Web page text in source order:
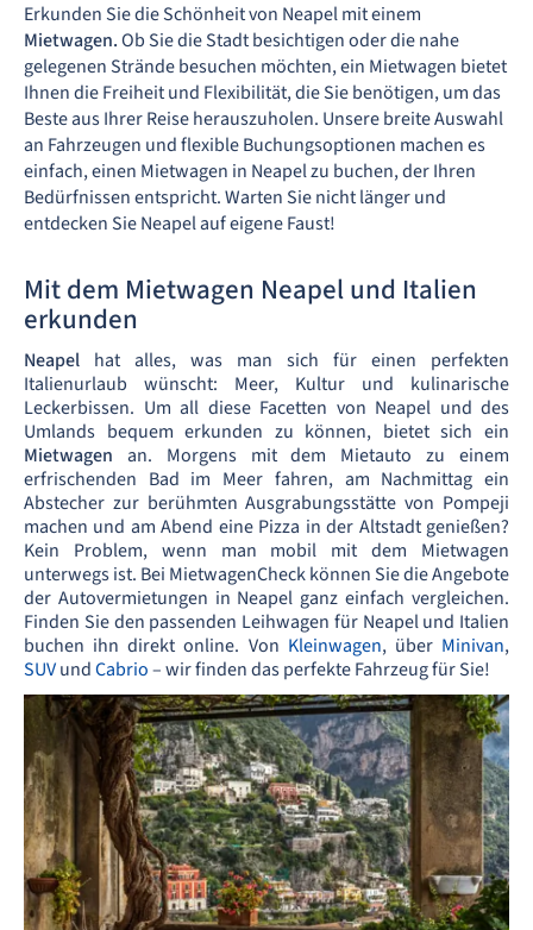
Erkunden Sie die Schönheit von Neapel mit einem
Mietwagen.Ob Sie die Stadt besichtigen oder die nahe
gelegenen Strände besuchen möchten, ein Mietwagen bietet
Ihnen die Freiheit und Flexibilität, die Sie benötigen, um das
Beste aus Ihrer Reise herauszuholen. Unsere breite Auswahl
an Fahrzeugen und flexible Buchungsoptionen machen es
einfach, einen Mietwagen in Neapel zu buchen, der Ihren
Bedürfnissen entspricht. Warten Sie nicht länger und
entdecken Sie Neapel auf eigene Faust!
Mit dem Mietwagen Neapel und Italien
erkunden
Neapel hat alles, was man sich für einen perfekten
Italienurlaub wünscht: Meer, Kultur und kulinarische
Leckerbissen. Um all diese Facetten von Neapel und des
Umlands bequem erkunden zu können, bietet sich ein
Mietwagen an. Morgens mit dem Mietauto zu einem
erfrischenden Bad im Meer fahren, am Nachmittag ein
Abstecher zur berühmten Ausgrabungsstätte von Pompeji
machen und am Abend eine Pizza in der Altstadt genießen?
Kein Problem, wenn man mobil mit dem Mietwagen
unterwegs ist. Bei MietwagenCheck können Sie die Angebote
der Autovermietungen in Neapel ganz einfach vergleichen.
Finden Sie den passenden Leihwagen für Neapel und Italien
buchen ihn direkt online. Von Kleinwagen, über Minivan,
SUVundCabrio– wir finden das perfekte Fahrzeug für Sie!